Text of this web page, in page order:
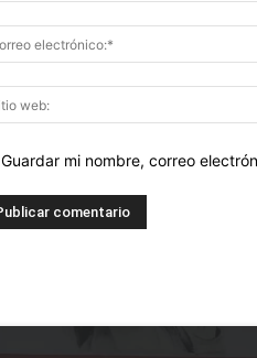
Guardar mi nombre, correo